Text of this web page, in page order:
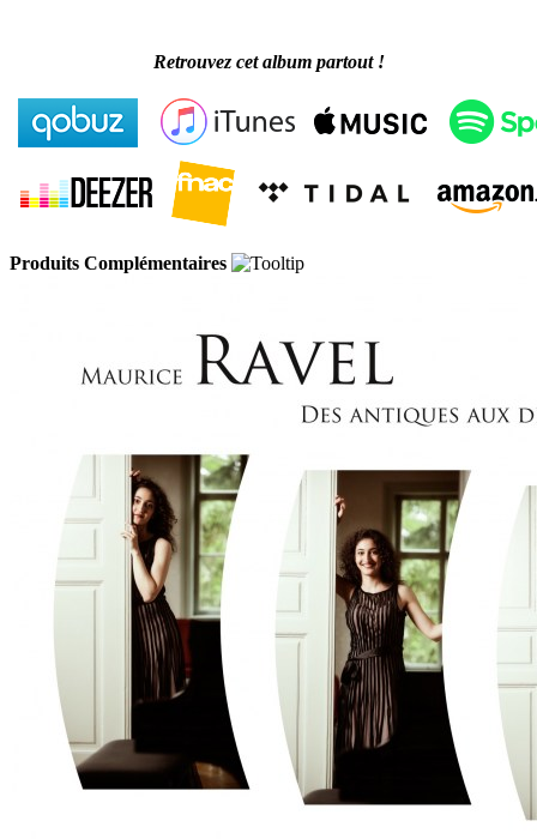
Retrouvez cet album partout !
Produits Complémentaires